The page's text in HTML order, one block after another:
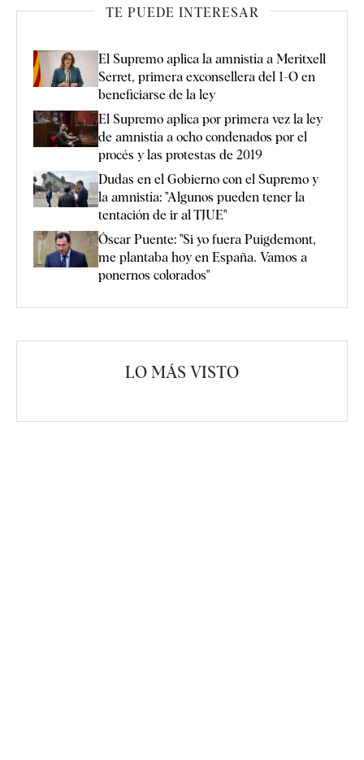
TE PUEDE INTERESAR
El Supremo aplica la amnistía a Meritxell
Serret, primera exconsellera del 1-O en
beneficiarse de la ley
El Supremo aplica por primera vez la ley
de amnistía a ocho condenados por el
procés y las protestas de 2019
Dudas en el Gobierno con el Supremo y
la amnistía: "Algunos pueden tener la
tentación de ir al TJUE"
Óscar Puente: "Si yo fuera Puigdemont,
me plantaba hoy en España. Vamos a
ponernos colorados"
LO MÁS VISTO